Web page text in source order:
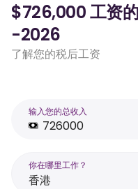
$726,000 工资
-2026
了解您的税后工资
输入您的总收入
你在哪里工作？
香港